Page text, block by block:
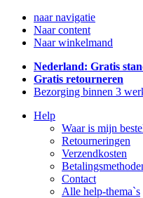
naar navigatie
Naar content
Naar winkelmand
Nederland: Gratis
Gratis retourneren
Bezorging binnen 3
Help
Waar is mijn
Retourneringen
Verzendkosten
Contact
Alle help-thema`s